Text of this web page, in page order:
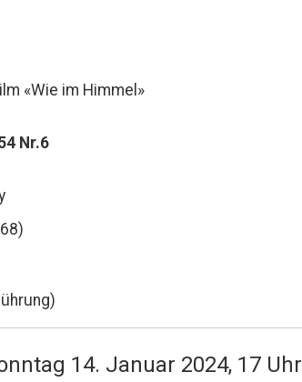
«Wie im Himmel»
Nr.6
14. Januar 2024, 17 Uhr